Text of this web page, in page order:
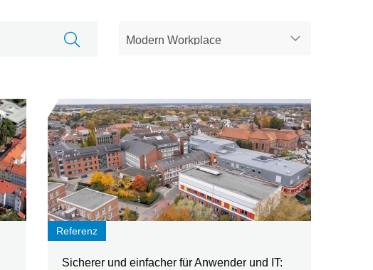
Referenz
Sicherer und einfacher für Anwender und IT: